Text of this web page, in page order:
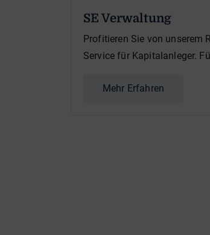
SE Verwaltung
Profitieren Sie von unserem
Service für Kapitalanleger.
Mehr Erfahren